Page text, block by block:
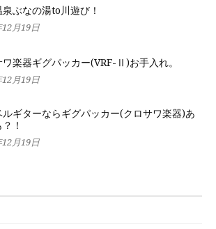
ぶなの湯to川遊び！
12月19日
ワ楽器ギグパッカー(VRF-Ⅱ)お手入れ。
12月19日
ルギターならギグパッカー(クロサワ楽器)あ
！
12月19日